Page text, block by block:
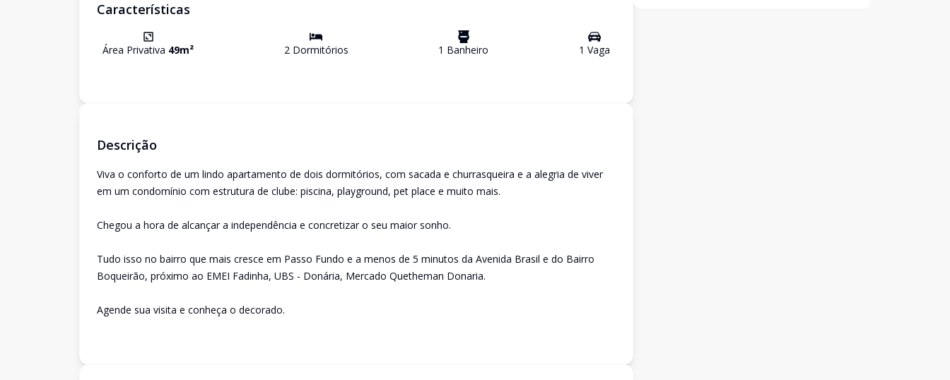
Características
Área Privativa 49m² 2Dormitórios 1 Banheiro 1 Vaga
Descrição
Viva o conforto de um lindo apartamento de dois dormitórios, com sacada e churrasqueira e a alegria de viver
em um condomínio com estrutura de clube: piscina, playground, pet place e muito mais.
Chegou a hora de alcançar a independência e concretizar o seu maior sonho.
Tudo isso no bairro que mais cresce em Passo Fundo e a menos de 5 minutos da Avenida Brasil e do Bairro
Boqueirão, próximo ao EMEI Fadinha, UBS - Donária, Mercado Quetheman Donaria.
Agende sua visita e conheça o decorado.